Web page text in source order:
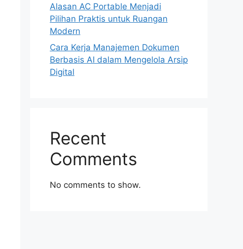
Alasan AC Portable Menjadi
Pilihan Praktis untuk Ruangan
Modern
Cara Kerja Manajemen Dokumen
Berbasis AI dalam Mengelola Arsip
Digital
Recent
Comments
No comments to show.